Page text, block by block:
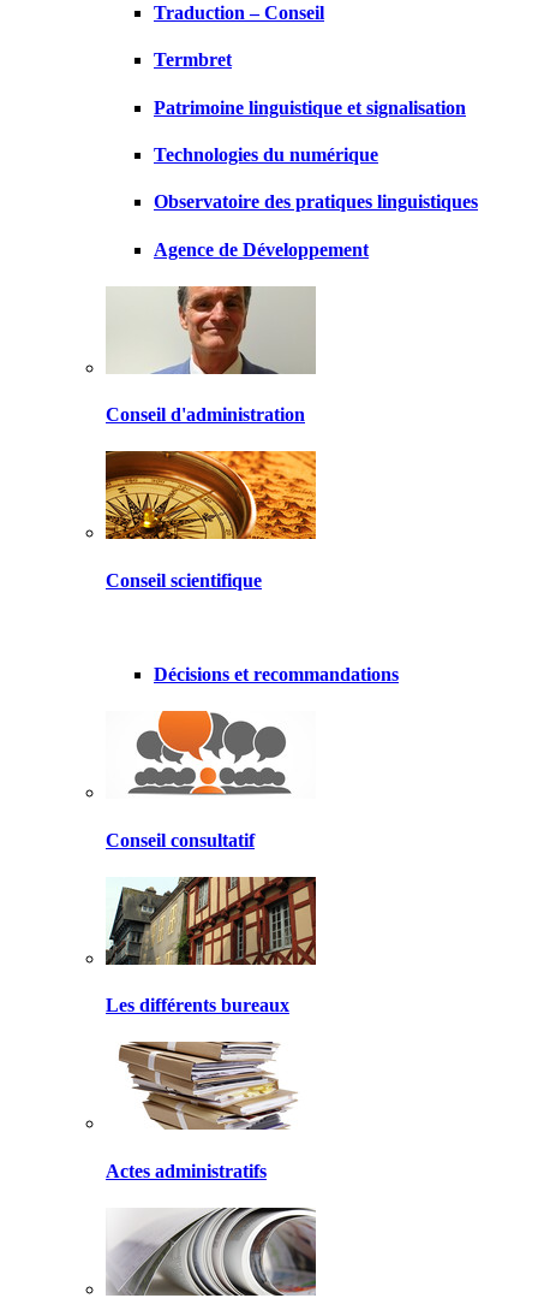
Traduction – Conseil
Termbret
Patrimoine linguistique et signalisation
Technologies du numérique
Observatoire des pratiques linguistiques
Agence de Développement
Conseil d'administration
Conseil scientifique
Décisions et recommandations
Conseil consultatif
Les différents bureaux
Actes administratifs